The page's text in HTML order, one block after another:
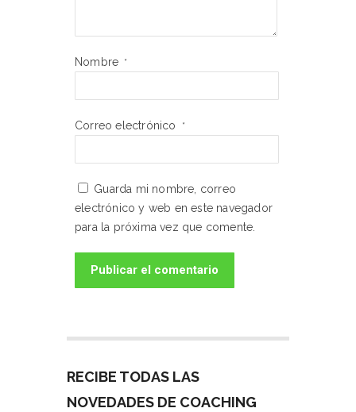
Nombre *
Correo electrónico *
Guarda mi nombre, correo
electrónico y web en este navegador
para la próxima vez que comente.
RECIBE TODAS LAS
NOVEDADES DE COACHING